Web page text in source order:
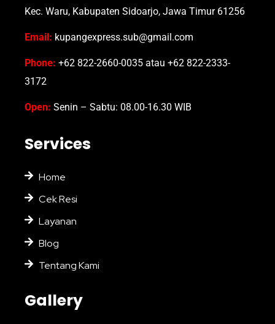
Kec. Waru, Kabupaten Sidoarjo, Jawa Timur 61256
Email: kupangexpress.sub@gmail.com
Phone: +62 822-2660-0035 atau +62 822-2333-
3172
Open: Senin – Sabtu: 08.00-16.30 WIB
Services
Home
Cek Resi
Layanan
Blog
Tentang Kami
Gallery